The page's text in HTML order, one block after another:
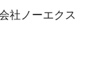
社ノーエクス